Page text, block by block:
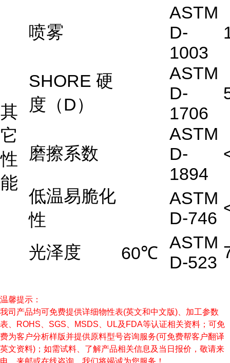
其
它
性
能
喷雾
ASTM
D-
1003
SHORE 硬
度（D）
ASTM
D-
1706
磨擦系数
ASTM
D-
1894
低温易脆化
性
ASTM
D-746
光泽度 60℃
ASTM
D-523
温馨提示：
我司产品均可免费提供详细物性表(英文和中文版)、加工参数
表、ROHS、SGS、MSDS、UL及FDA等认证相关资料；可免
费为客户分析样版并提供原料型号咨询服务(可免费帮客户翻译
英文资料)；如需试料、了解产品相关信息及当日报价，敬请来
电、来邮或在线咨询，我们将竭诚为您服务！